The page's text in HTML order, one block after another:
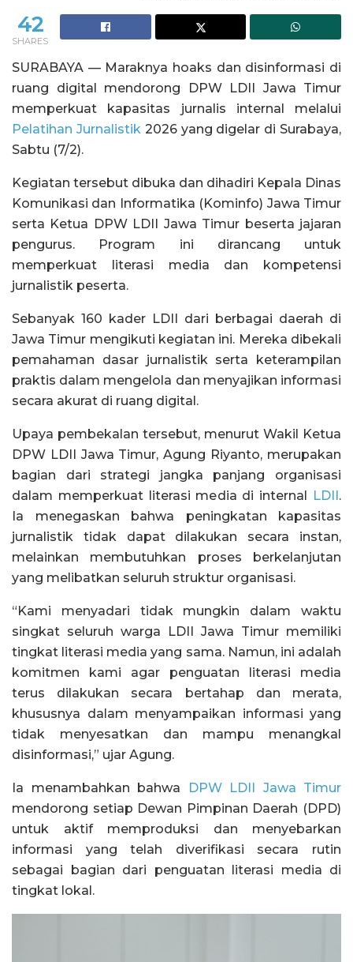
42
SHARES
SURABAYA — Maraknya hoaks dan disinformasi di
ruang digital mendorong DPW LDII Jawa Timur
memperkuat kapasitas jurnalis internal melalui
Pelatihan Jurnalistik 2026 yang digelar di Surabaya,
Sabtu (7/2).
Kegiatan tersebut dibuka dan dihadiri Kepala Dinas
Komunikasi dan Informatika (Kominfo) Jawa Timur
serta Ketua DPW LDII Jawa Timur beserta jajaran
pengurus. Program ini dirancang untuk
memperkuat literasi media dan kompetensi
jurnalistik peserta.
Sebanyak 160 kader LDII dari berbagai daerah di
Jawa Timur mengikuti kegiatan ini. Mereka dibekali
pemahaman dasar jurnalistik serta keterampilan
praktis dalam mengelola dan menyajikan informasi
secara akurat di ruang digital.
Upaya pembekalan tersebut, menurut Wakil Ketua
DPW LDII Jawa Timur, Agung Riyanto, merupakan
bagian dari strategi jangka panjang organisasi
dalam memperkuat literasi media di internal LDII.
Ia menegaskan bahwa peningkatan kapasitas
jurnalistik tidak dapat dilakukan secara instan,
melainkan membutuhkan proses berkelanjutan
yang melibatkan seluruh struktur organisasi.
“Kami menyadari tidak mungkin dalam waktu
singkat seluruh warga LDII Jawa Timur memiliki
tingkat literasi media yang sama. Namun, ini adalah
komitmen kami agar penguatan literasi media
terus dilakukan secara bertahap dan merata,
khususnya dalam menyampaikan informasi yang
tidak menyesatkan dan mampu menangkal
disinformasi,” ujar Agung.
Ia menambahkan bahwa
DPW LDII Jawa Timur
mendorong setiap Dewan Pimpinan Daerah (DPD)
untuk aktif memproduksi dan menyebarkan
informasi yang telah diverifikasi secara rutin
sebagai bagian dari penguatan literasi media di
tingkat lokal.